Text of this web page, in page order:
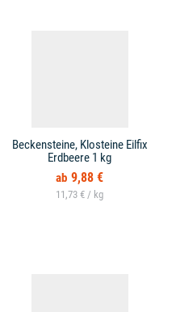
Beckensteine, Klosteine Eilfix
Erdbeere 1 kg
9,88 €
11,73 € /